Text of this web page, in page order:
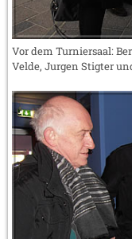
Vor dem Turniersaal:
Velde, Jurgen Stigter